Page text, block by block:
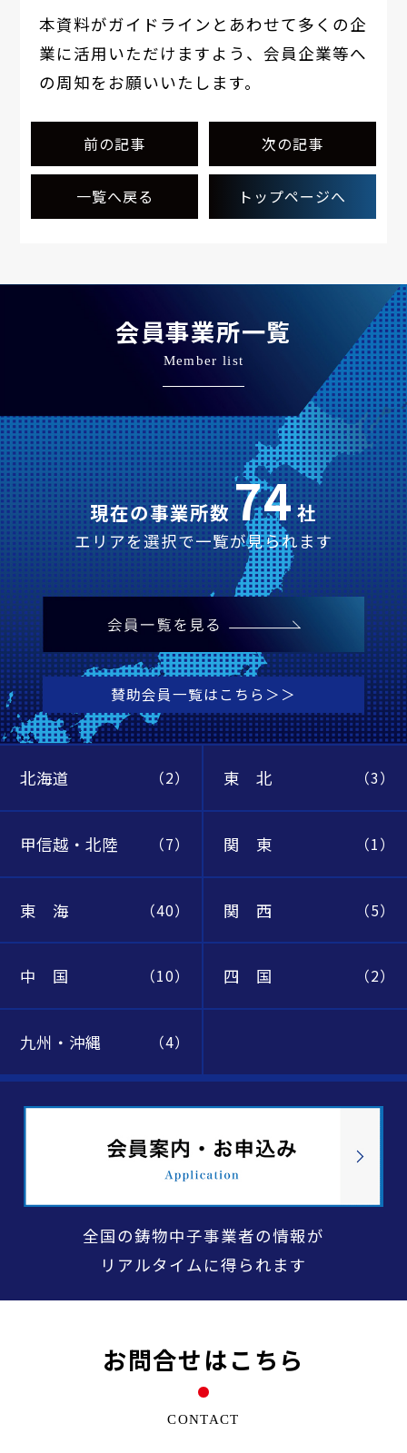
本資料がガイドラインとあわせて多くの企
業に活用いただけますよう、会員企業等へ
の周知をお願いいたします。
前の記事
一覧へ戻る
次の記事
トップページへ
会員事業所一覧
Member list
現在の事業所数74社
エリアを選択で一覧が見られます
賛助会員一覧はこちら＞＞
北海道 （2） 東 北 （3）
甲信越・北陸 （7） 関 東 （1）
東 海 （40） 関 西 （5）
中 国 （10） 四 国 （2）
九州・沖縄 （4）
全国の鋳物中子事業者の情報が
リアルタイムに得られます
お問合せはこちら
CONTACT